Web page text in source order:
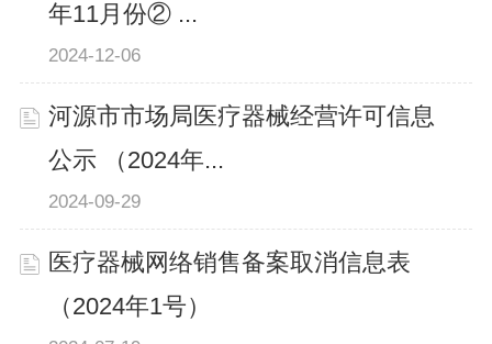
年11月份② ...
2024-12-06
河源市市场局医疗器械经营许可信息
公示 （2024年...
2024-09-29
医疗器械网络销售备案取消信息表
（2024年1号）